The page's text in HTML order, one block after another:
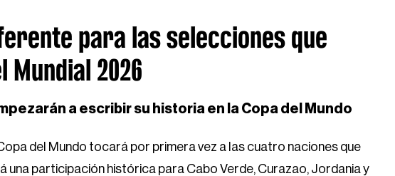
para las selecciones que
Mundial 2026
a escribir su historia en la Copa del Mundo
del Mundo tocará por primera vez a las cuatro naciones que
una participación histórica para Cabo Verde, Curazao, Jordania y